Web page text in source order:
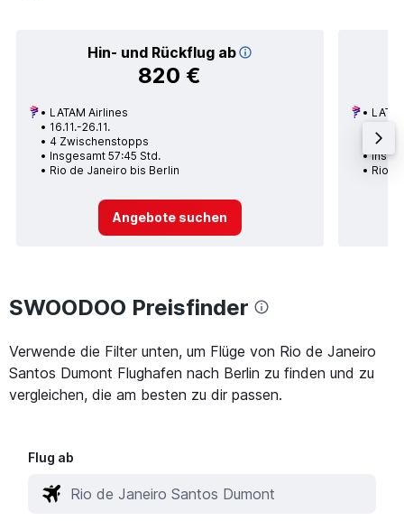
Hin- und Rückflug ab
820 €
LATAM Airlines
16.11.-26.11.
4 Zwischenstopps
Insgesamt 57:45 Std.
Rio de Janeiro bis Berlin
Angebote suchen
2
Rio
SWOODOO Preisfinder
Verwende die Filter unten, um Flüge von Rio de Janeiro
Santos Dumont Flughafen nach Berlin zu finden und zu
vergleichen, die am besten zu dir passen.
Flug ab